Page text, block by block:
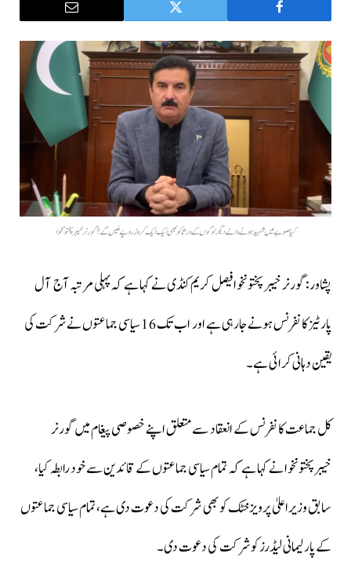
کیا صوبے میں شہید ہونے والے دیگر لوگوں کے ورثا کو بھی ایک ایک کروڑ روپے ملیں گے؟گورنر خیبرپختونخوا
پشاور: گورنر خیبر پختونخوا فیصل کریم کنڈی نے کہا ہے کہ پہلی مرتبہ آج آل
پارٹیز کانفرنس ہونےجارہی ہے اور اب تک 16 سیاسی جماعتوں نے شرکت کی
یقین دہانی کرائی ہے۔
کل جماعت کانفرنس کے انعقاد سے متعلق اپنے خصوصی پیغام میں گورنر
خیبرپختونخوا نے کہا ہے کہ تمام سیاسی جماعتوں کے قائدین سے خود رابطہ کیا،
سابق وزیراعلیٰ پرویزخٹک کو بھی شرکت کی دعوت دی ہے، تمام سیاسی جماعتوں
کے پارلیمانی لیڈرز کو شرکت کی دعوت دی۔